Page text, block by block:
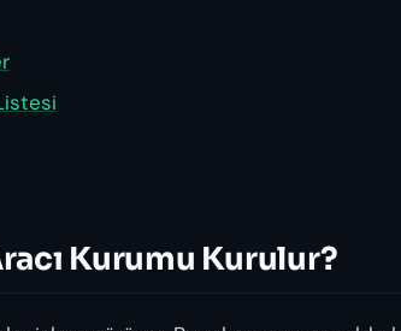
Kurumu Kurulur?